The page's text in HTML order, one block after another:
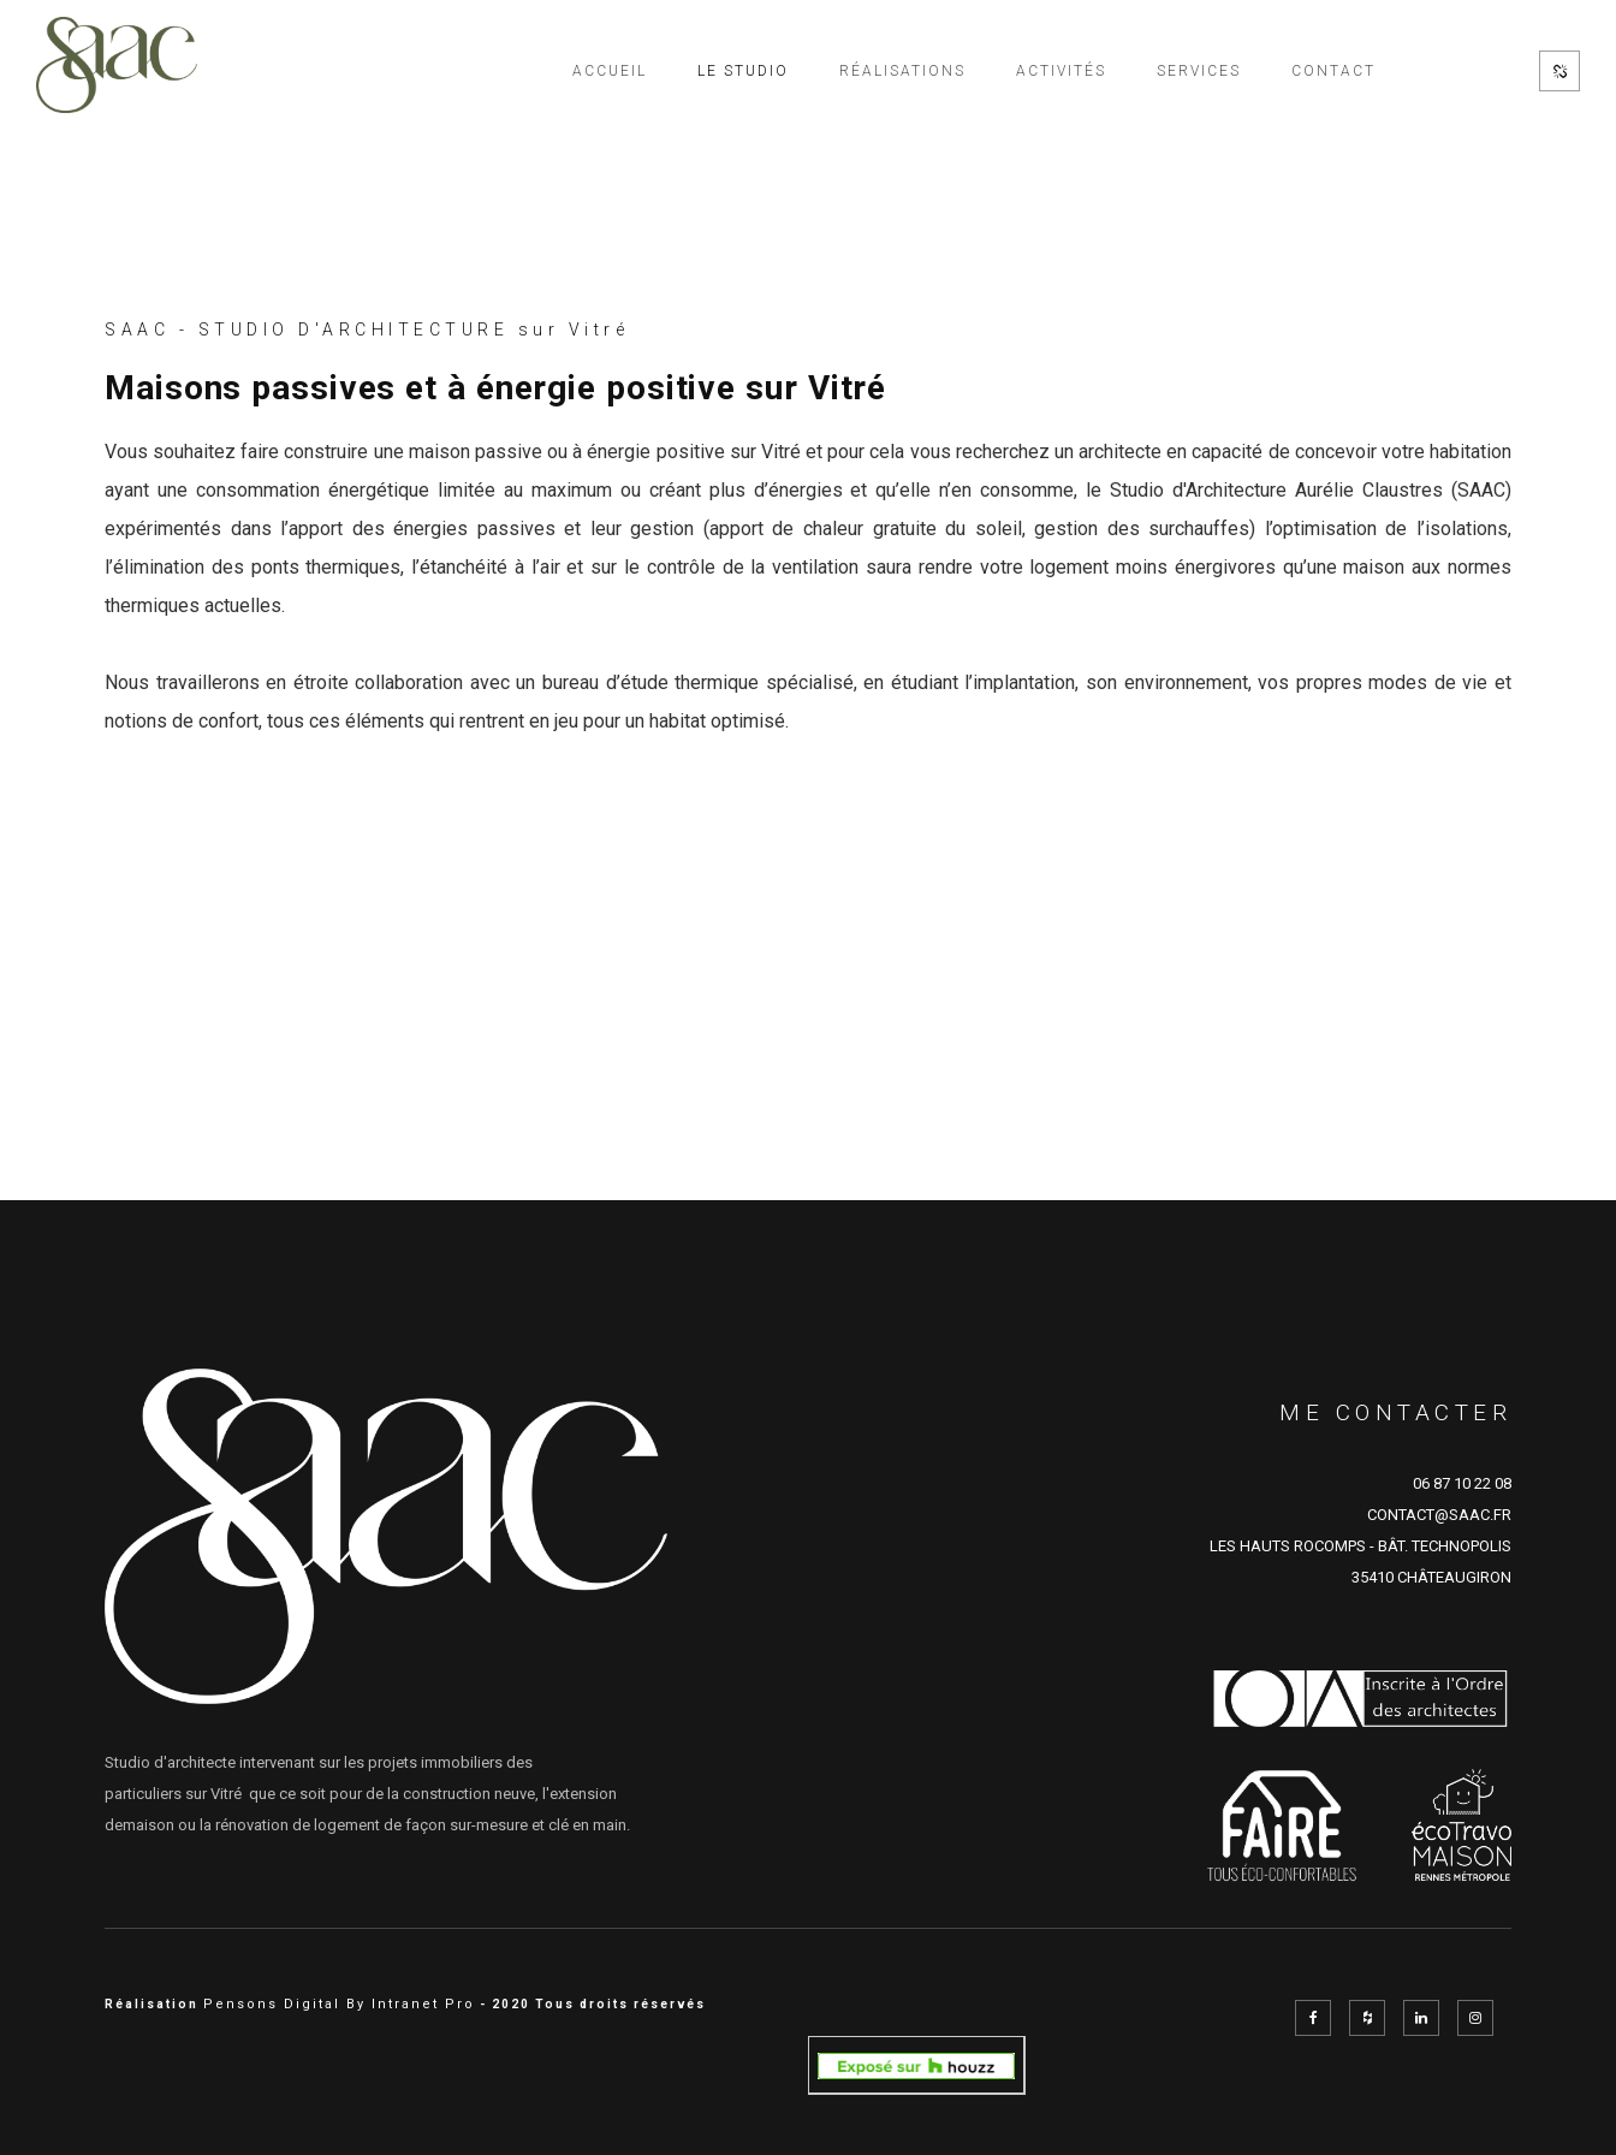
ACCUEIL LE STUDIO RÉALISATIONS ACTIVITÉS SERVICES CONTACT
SAAC - STUDIO D'ARCHITECTURE sur Vitré
Maisons passives et à énergie positive sur Vitré
Vous souhaitez faire construire une maison passive ou à énergie positive sur Vitré et pour cela vous recherchez un architecte en capacité de concevoir votre habitation
ayant une consommation énergétique limitée au maximum ou créant plus d’énergies et qu’elle n’en consomme, le Studio d'Architecture Aurélie Claustres (SAAC)
expérimentés dans l’apport des énergies passives et leur gestion (apport de chaleur gratuite du soleil, gestion des surchauffes) l’optimisation de l’isolations,
l’élimination des ponts thermiques, l’étanchéité à l’air et sur le contrôle de la ventilation saura rendre votre logement moins énergivores qu’une maison aux normes
thermiques actuelles.
Nous travaillerons en étroite collaboration avec un bureau d’étude thermique spécialisé, en étudiant l’implantation, son environnement, vos propres modes de vie et
notions de confort, tous ces éléments qui rentrent en jeu pour un habitat optimisé.
Studio d'architecte intervenant sur les projets immobiliers des
particuliers sur Vitré que ce soit pour de la construction neuve, l'extension
demaison ou la rénovation de logement de façon sur-mesure et clé en main.
ME CONTACTER
06 87 10 22 08
CONTACT@SAAC.FR
LES HAUTS ROCOMPS - BÂT. TECHNOPOLIS
35410 CHÂTEAUGIRON
Réalisation Pensons Digital By Intranet Pro - 2020 Tous droits réservés